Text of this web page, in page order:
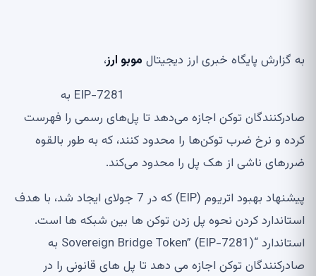
به گزارش پایگاه خبری ارز دیجیتال موبو ارز،
EIP-7281 به
صادرکنندگان توکن اجازه می‌دهد تا پل‌های رسمی را فهرست
کرده و نرخ ضرب توکن‌ها را محدود کنند، که به طور بالقوه
ضررهای ناشی از هک پل را محدود می‌کند.
پیشنهاد بهبود اتریوم (EIP) که در 7 جولای ایجاد شد، با هدف
استاندارد کردن نحوه پل زدن توکن ها بین شبکه ها است.
استاندارد “Sovereign Bridge Token” (EIP-7281) به
صادرکنندگان توکن اجازه می دهد تا پل های قانونی را در